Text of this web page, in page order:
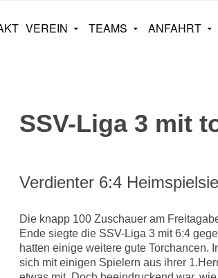
VEREIN TEAMS ANFAHRT
SSV-Liga 3 mit
Verdienter 6:4
Die knapp 100 Zuschauer am
Ende siegte die SSV-Liga 3 mit 6:4
hatten einige weitere gute Torchancen.
sich mit einigen Spielern aus ihrer